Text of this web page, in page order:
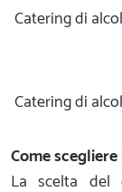
Catering di
Catering di
Come
La scelta del